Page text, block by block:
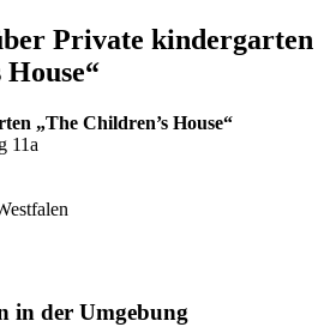
Private kindergarten
„The Children’s House“
11a
in der Umgebung